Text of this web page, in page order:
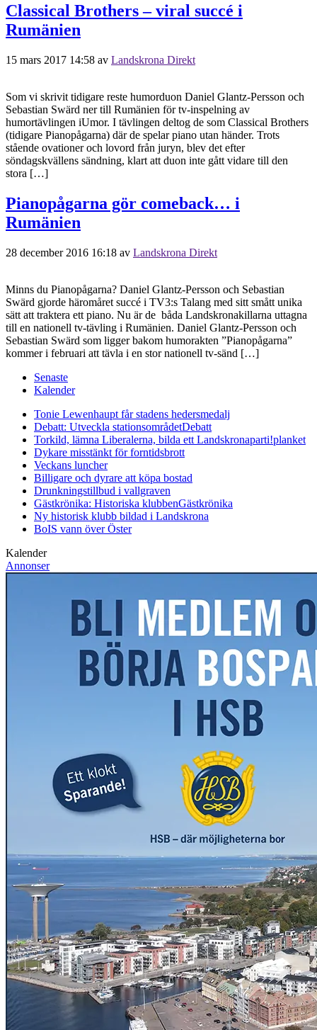
Classical Brothers – viral succé i
Rumänien
15 mars 2017 14:58 av Landskrona Direkt
Som vi skrivit tidigare reste humorduon Daniel Glantz-Persson och
Sebastian Swärd ner till Rumänien för tv-inspelning av
humortävlingen iUmor. I tävlingen deltog de som Classical Brothers
(tidigare Pianopågarna) där de spelar piano utan händer. Trots
stående ovationer och lovord från juryn, blev det efter
söndagskvällens sändning, klart att duon inte gått vidare till den
stora […]
Pianopågarna gör comeback… i
Rumänien
28 december 2016 16:18 av Landskrona Direkt
Minns du Pianopågarna? Daniel Glantz-Persson och Sebastian
Swärd gjorde häromåret succé i TV3:s Talang med sitt smått unika
sätt att traktera ett piano. Nu är de båda Landskronakillarna uttagna
till en nationell tv-tävling i Rumänien. Daniel Glantz-Persson och
Sebastian Swärd som ligger bakom humorakten ”Pianopågarna”
kommer i februari att tävla i en stor nationell tv-sänd […]
Senaste
Kalender
Tonie Lewenhaupt får stadens hedersmedalj
Debatt: Utveckla stationsområdetDebatt
Torkild, lämna Liberalerna, bilda ett Landskronaparti!planket
Dykare misstänkt för forntidsbrott
Veckans luncher
Billigare och dyrare att köpa bostad
Drunkningstillbud i vallgraven
Gästkrönika: Historiska klubbenGästkrönika
Ny historisk klubb bildad i Landskrona
BoIS vann över Öster
Kalender
Annonser